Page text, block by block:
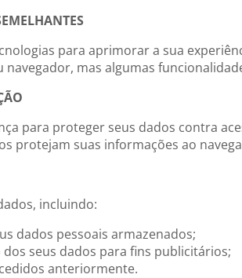
para aprimorar a sua
navegador, mas algumas
para proteger seus dados contra
protejam suas informações ao
incluindo:
dados pessoais armazenados;
seus dados para fins publicitários;
anteriormente.